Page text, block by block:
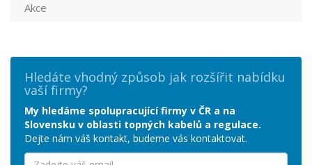
Akce
Hledáte vhodný způsob jak rozšířit nabídku
vaší firmy?
My hledáme spolupracující firmy v ČR a na
Slovensku v oblasti topných kabelů a regulace.
Dejte nám váš kontakt, budeme vás kontaktovat.